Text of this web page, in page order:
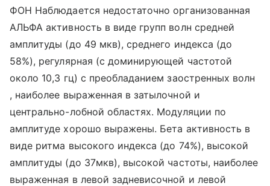
ФОН Наблюдается недостаточно организованная
АЛЬФА активность в виде групп волн средней
амплитуды (до 49 мкв), среднего индекса (до
58%), регулярная (с доминирующей частотой
около 10,3 гц) с преобладанием заостренных волн
, наиболее выраженная в затылочной и
центрально-лобной областях. Модуляции по
амплитуде хорошо выражены. Бета активность в
виде ритма высокого индекса (до 74%), высокой
амплитуды (до 37мкв), высокой частоты, наиболее
выраженная в левой задневисочной и левой